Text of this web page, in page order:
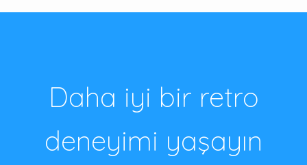
Daha iyi bir retro
deneyimi yaşayın